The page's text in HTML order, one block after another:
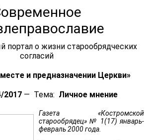
о жизни старообрядческих
согласий
и предназначении Церкви»
2017 — Тема: Личное мнение
Газета «Костромской
старообрядец» № 1(17) январь-
февраль 2000 года.